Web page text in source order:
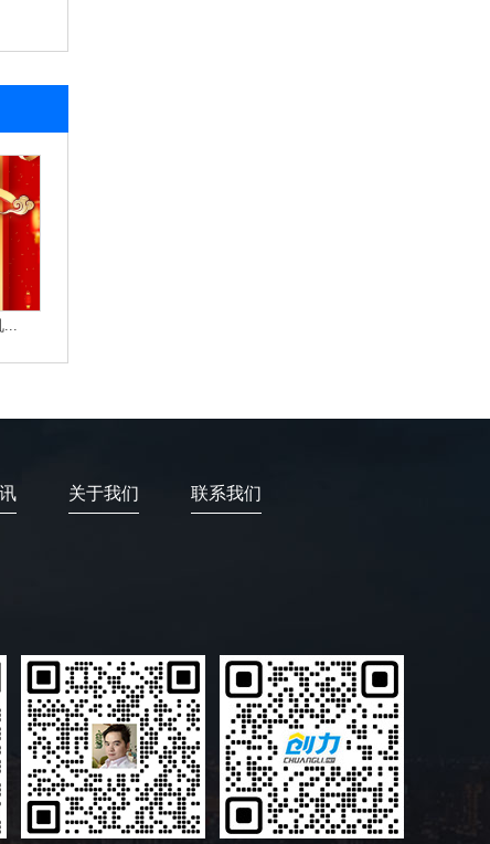
...
关于我们 联系我们